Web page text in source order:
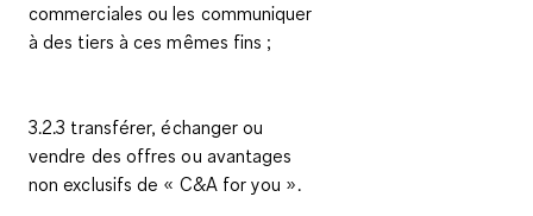
commerciales ou les communiquer
à des tiers à ces mêmes fins ;
3.2.3 transférer, échanger ou
vendre des offres ou avantages
non exclusifs de « C&A for you ».